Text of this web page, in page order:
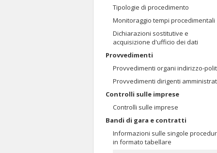
Tipologie di procedimento
Monitoraggio tempi procedimentali
Dichiarazioni sostitutive e
acquisizione d'ufficio dei dati
Provvedimenti
Provvedimenti organi indirizzo-
Provvedimenti dirigenti
Controlli sulle imprese
Controlli sulle imprese
Bandi di gara e contratti
Informazioni sulle singole
in formato tabellare